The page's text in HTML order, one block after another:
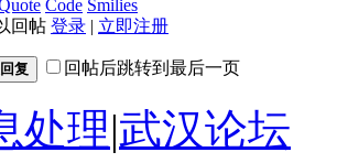
Code Smilies
回帖 登录 | 立即注册
复 回帖后跳转到最后一页
处理|武汉论坛